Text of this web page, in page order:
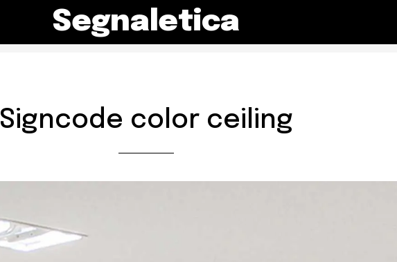
Segnaletica
Signcode color ceiling